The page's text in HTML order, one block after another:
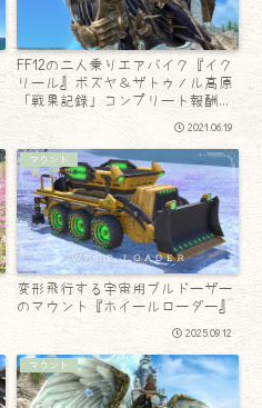
FF12の二人乗りエアバイク『イク
リール』ボズヤ＆ザトゥノル高原
「戦果記録」コンプリート報酬マ
2021.06.19
マウント
変形飛行する宇宙用ブルドーザー
のマウント『ホイールローダー』
2025.09.12
マウント